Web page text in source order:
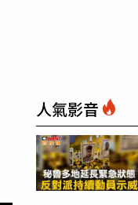
人氣影音